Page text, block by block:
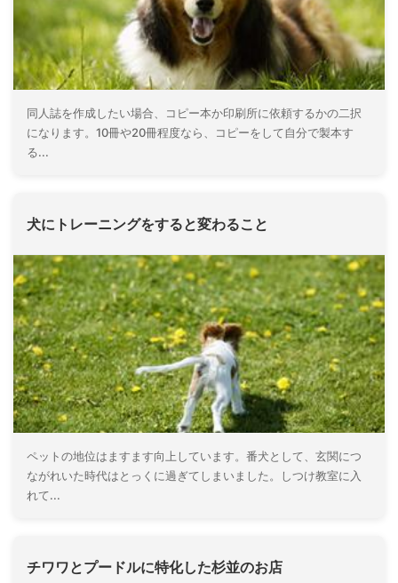
同人誌を作成したい場合、コピー本か印刷所に依頼するかの二択
になります。10冊や20冊程度なら、コピーをして自分で製本す
る...
犬にトレーニングをすると変わること
ペットの地位はますます向上しています。番犬として、玄関につ
ながれいた時代はとっくに過ぎてしまいました。しつけ教室に入
れて...
チワワとプードルに特化した杉並のお店